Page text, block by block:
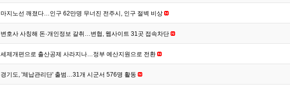
마지노선 깨졌다…인구 62만명 무너진 전주시, 인구 절벽 비상
변호사 사칭해 돈·개인정보 갈취…변협, 웹사이트 31곳 접속차단
세제개편으로 출산공제 사라지나…정부 예산지원으로 전환
경기도, '체납관리단' 출범…31개 시군서 576명 활동